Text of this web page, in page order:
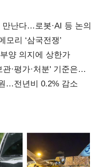
난다…로봇·AI 등 논의
리 ‘삼국전쟁’
양 의지에 상한가
·평가·처분' 기준은
…전년비 0.2% 감소